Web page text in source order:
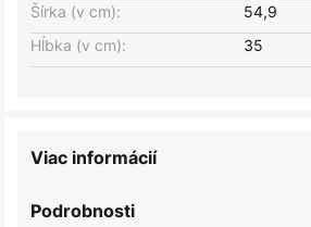
Šírka (v cm): 54,9
Hĺbka (v cm): 35
Podrobnosti
Viac informácií